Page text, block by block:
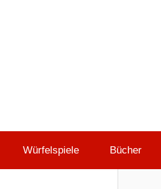
Würfelspiele Bücher